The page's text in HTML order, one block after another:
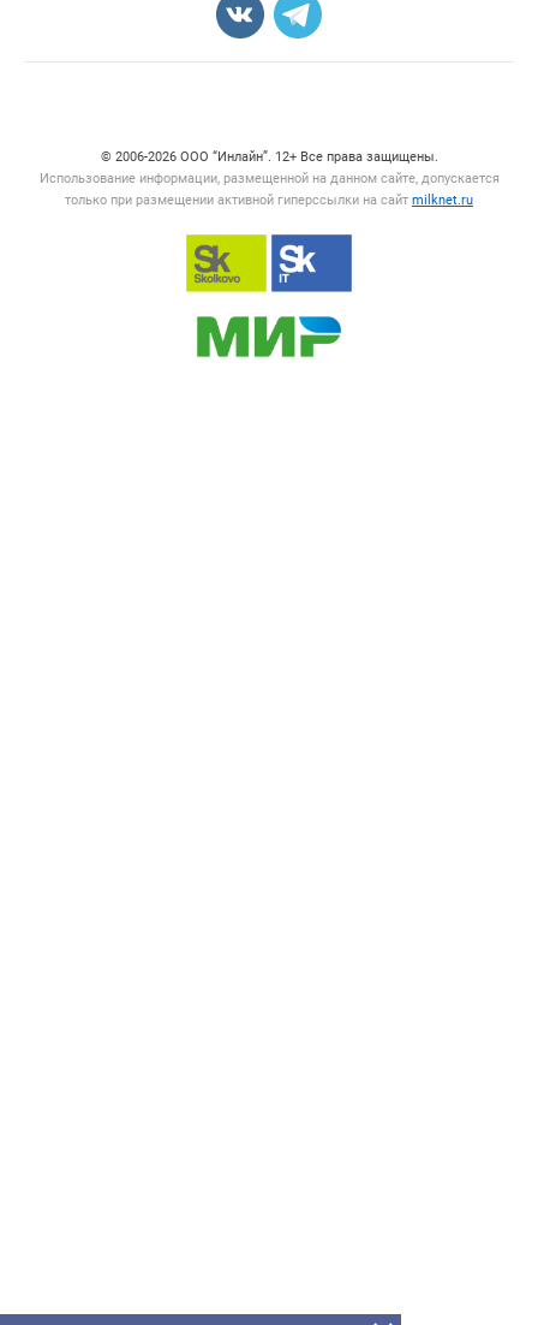
© 2006‑2026 ООО “Инлайн”. 12+ Все права защищены.
Использование информации, размещенной на данном сайте, допускается
только при размещении активной гиперссылки на сайт milknet.ru